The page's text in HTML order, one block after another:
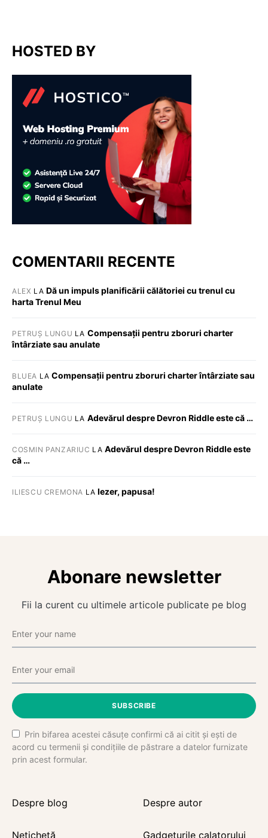
HOSTED BY
COMENTARII RECENTE
ALEX LA Dă un impuls planificării călătoriei cu trenul cu
harta Trenul Meu
PETRUȘ LUNGU LA Compensații pentru zboruri charter
întârziate sau anulate
BLUEA LACompensații pentru zboruri charter întârziate sau
anulate
PETRUȘ LUNGU LA Adevărul despre Devron Riddle este că …
COSMIN PANZARIUC LA Adevărul despre Devron Riddle este
că …
ILIESCU CREMONA LA Iezer, papusa!
Abonare newsletter
Fii la curent cu ultimele articole publicate pe blog
SUBSCRIBE
Prin bifarea acestei căsuțe confirmi că ai citit și ești de
acord cu termenii și condițiile de păstrare a datelor furnizate
prin acest formular.
Despre blog Despre autor
Netichetă Gadgeturile calatorului